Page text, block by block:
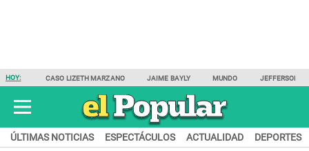
HOY: CASO LIZETH MARZANO JAIME BAYLY MUNDO JEFFERSON
ÚLTIMAS NOTICIAS ESPECTÁCULOS ACTUALIDAD DEPORTES